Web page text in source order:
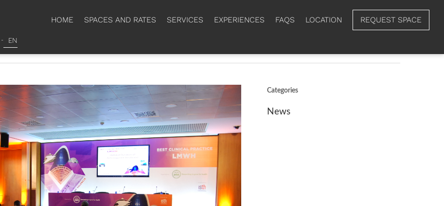
HOME SPACES AND RATES SERVICES EXPERIENCES FAQS LOCATION REQUEST SPACE
EN
Categories
News